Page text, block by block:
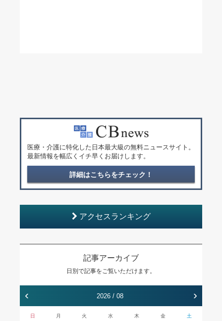
医療・介護に特化した日本最大級の無料ニュースサイト。
最新情報を幅広くイチ早くお届けします。
詳細はこちらをチェック！
アクセスランキング
記事アーカイブ
日別で記事をご覧いただけます。
‹ 2026 / 08 ›
日 月 火 水 木 金 土